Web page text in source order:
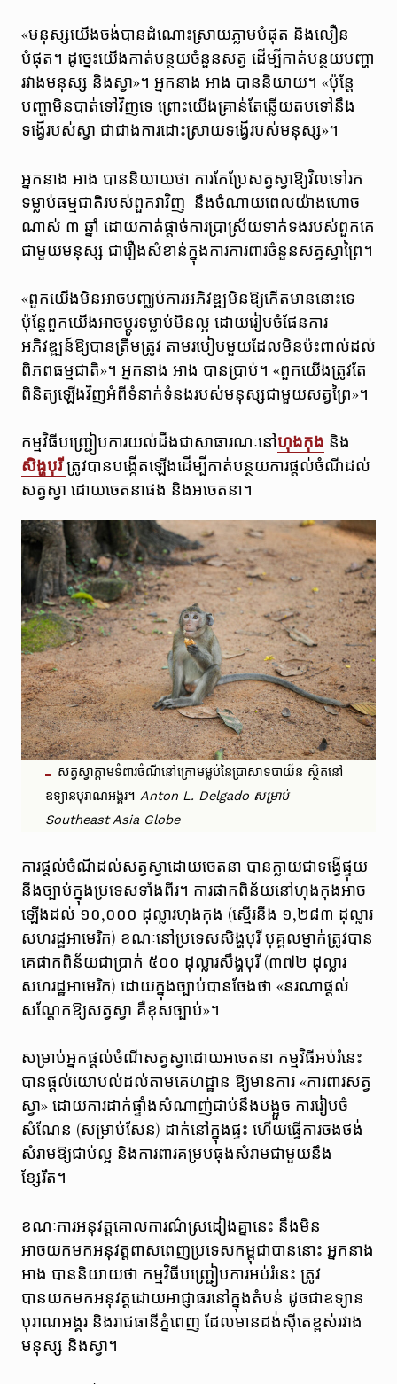
«មនុស្សយើងចង់បានដំណោះស្រាយភ្លាមបំផុត និងលឿន
បំផុត។ ដូច្នេះយើង​កាត់​បន្ថយ​ចំនួនសត្វ​ ដើម្បី​កាត់​បន្ថយ​បញ្ហា
រវាងមនុស្ស និងស្វា»។ អ្នកនាង អាង បាននិយាយ។ «ប៉ុន្តែ​
បញ្ហា​មិន​បាត់​ទៅ​វិញ​ទេ ព្រោះ​យើង​គ្រាន់​តែ​ឆ្លើយ​តប​ទៅ​នឹង
ទង្វើរបស់​ស្វា ​ជា​ជាង​ការ​ដោះស្រាយ​ទង្វើរបស់​មនុស្ស»។
អ្នកនាង អាង បាននិយាយថា ការកែប្រែសត្វស្វាឱ្យវិលទៅរក
ទម្លាប់ធម្មជាតិរបស់ពួកវាវិញ នឹងចំណាយពេលយ៉ាងហោច
ណាស់ ៣ ឆ្នាំ ដោយកាត់ផ្តាច់ការប្រាស្រ័យទាក់ទងរបស់ពួកគេ
ជាមួយមនុស្ស ជារឿងសំខាន់ក្នុងការការពារចំនួនសត្វស្វាព្រៃ។
«ពួកយើងមិនអាចបញ្ឈប់ការអភិវឌ្ឍមិនឱ្យកើតមាននោះទេ
ប៉ុន្តែពួកយើងអាចប្តូរទម្លាប់មិនល្អ ដោយរៀបចំផែនការ
អភិវឌ្ឍន៍ឱ្យបានត្រឹមត្រូវ តាមរបៀបមួយដែលមិនប៉ះពាល់ដល់
ពិភពធម្មជាតិ»។ អ្នកនាង អាង បានប្រាប់។ «ពួកយើងត្រូវតែ
ពិនិត្យឡើងវិញអំពីទំនាក់ទំនងរបស់មនុស្សជាមួយសត្វព្រៃ»។
កម្មវិធីបញ្ជ្រៀបការយល់ដឹងជាសាធារណៈនៅហុងកុង និង
សិង្ហបុរីត្រូវបានបង្កើតឡើងដើម្បីកាត់បន្ថយការផ្តល់ចំណីដល់
សត្វស្វា ដោយចេតនាផង និងអចេតនា។
សត្វស្វាក្តាមទំពារចំណីនៅក្រោមម្លប់នៃប្រាសាទបាយ័ន ស្ថិតនៅ
ឧទ្យានបុរាណអង្គរ។Anton L. Delgado សម្រាប់
Southeast Asia Globe
ការ​ផ្តល់ចំណីដល់សត្វ​ស្វា​ដោយ​ចេតនា​ បានក្លាយជាទង្វើផ្ទុយ
នឹងច្បាប់ក្នុង​ប្រទេស​ទាំង​ពីរ។ ការផាកពិន័យនៅហុងកុងអាច
ឡើងដល់ ១០,០០០ ដុល្លារហុងកុង (ស្មើរនឹង ១,២៨៣ ដុល្លារ
សហរដ្ឋអាមេរិក) ខណៈនៅប្រទេសសិង្ហបុរី បុគ្គលម្នាក់ត្រូវបាន
គេផាកពិន័យជាប្រាក់ ៥០០ ដុល្លារសឹង្ហបុរី (៣៧២ ដុល្លារ
សហរដ្ឋអាមេរិក) ដោយក្នុងច្បាប់បានចែងថា «នរណាផ្តល់
សណ្តែកឱ្យសត្វស្វា គឺខុសច្បាប់»។
សម្រាប់អ្នកផ្តល់ចំណីសត្វស្វាដោយអចេតនា កម្មវិធីអប់រំនេះ
បានផ្តល់យោបល់ដល់តាមគេហដ្ឋាន ឱ្យមានការ «ការពារសត្វ
ស្វា» ដោយការដាក់ផ្ទាំងសំណាញ់ជាប់នឹងបង្អួច ការរៀបចំ
សំណែន (សម្រាប់សែន) ដាក់នៅក្នុងផ្ទះ ហើយធ្វើការចងថង់
សំរាមឱ្យជាប់ល្អ និងការពារគម្របធុងសំរាមជាមួយនឹង
ខ្សែរឹត។
ខណៈការអនុវត្តគោលការណ៌ស្រដៀងគ្នានេះ នឹងមិន
អាចយកមកអនុវត្តពាសពេញប្រទេសកម្ពុជាបាននោះ អ្នកនាង
អាង បាននិយាយថា កម្មវិធីបញ្ជ្រៀបការអប់រំនេះ ត្រូវ
បានយកមកអនុវត្តដោយអាជ្ញាធរនៅក្នុងតំបន់ ដូចជាឧទ្យាន
បុរាណអង្គរ និងរាជធានីភ្នំពេញ ដែលមានដង់ស៊ីតេខ្ពស់រវាង
មនុស្ស និងស្វា។